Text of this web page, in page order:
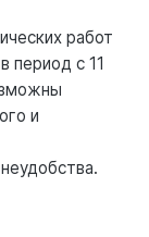
работ
период с 11
и